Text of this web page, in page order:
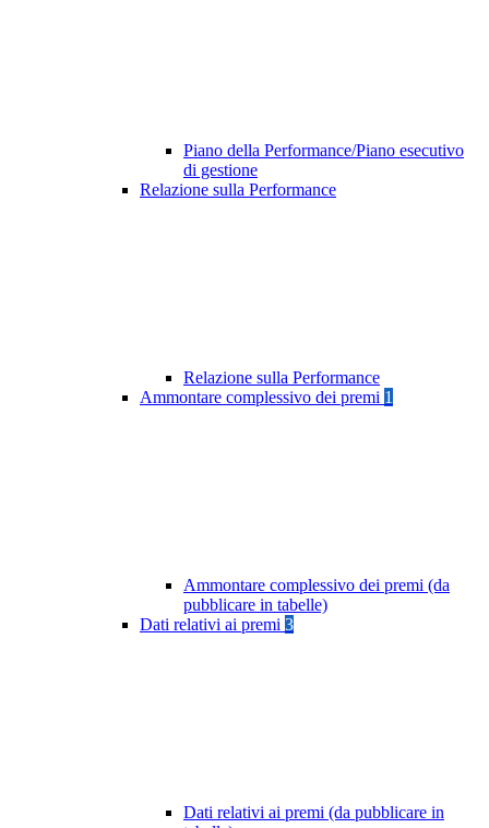
Piano della Performance/Piano esecutivo
di gestione
Relazione sulla Performance
Relazione sulla Performance
Ammontare complessivo dei premi 1
Ammontare complessivo dei premi (da
pubblicare in tabelle)
Dati relativi ai premi 3
Dati relativi ai premi (da pubblicare in